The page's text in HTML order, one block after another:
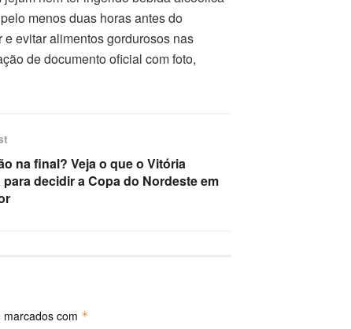
menos duas horas antes do
evitar alimentos gordurosos nas
de documento oficial com foto,
na final? Veja o que o Vitória
para decidir a Copa do Nordeste em
com *